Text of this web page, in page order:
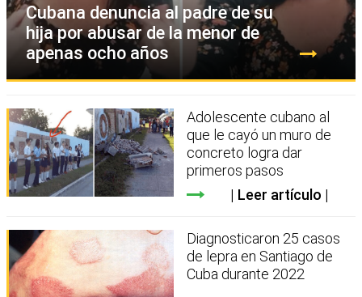
Cubana denuncia al padre de su
hija por abusar de la menor de
apenas ocho años
Adolescente cubano al
que le cayó un muro de
concreto logra dar
primeros pasos
Leer artículo
Diagnosticaron 25 casos
de lepra en Santiago de
Cuba durante 2022